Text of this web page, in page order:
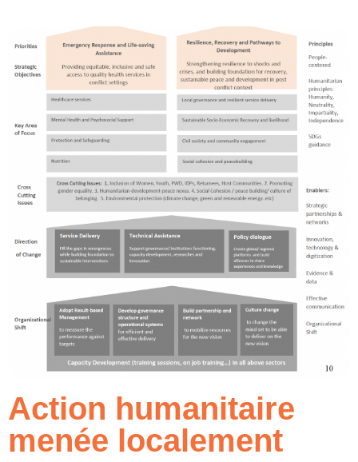
Action humanitaire
menée localement